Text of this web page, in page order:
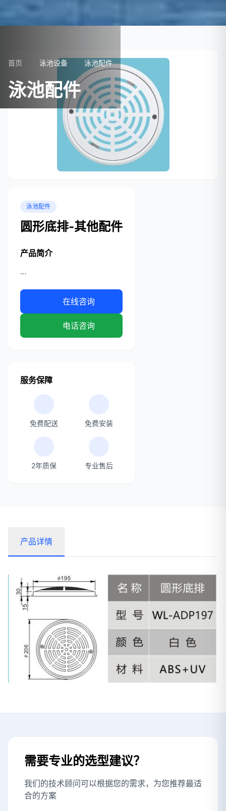
首页 泳池设备 泳池配件
泳池配件
泳池配件
圆形底排-其他配件
产品简介
...
在线咨询
电话咨询
服务保障
免费配送 免费安装
2年质保 专业售后
产品详情
需要专业的选型建议？
我们的技术顾问可以根据您的需求，为您推荐最适
合的方案